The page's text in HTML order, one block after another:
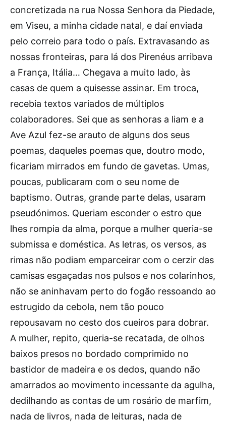
concretizada na rua Nossa Senhora da Piedade,
em Viseu, a minha cidade natal, e daí enviada
pelo correio para todo o país. Extravasando as
nossas fronteiras, para lá dos Pirenéus arribava
a França, Itália… Chegava a muito lado, às
casas de quem a quisesse assinar. Em troca,
recebia textos variados de múltiplos
colaboradores. Sei que as senhoras a liam e a
Ave Azul fez-se arauto de alguns dos seus
poemas, daqueles poemas que, doutro modo,
ficariam mirrados em fundo de gavetas. Umas,
poucas, publicaram com o seu nome de
baptismo. Outras, grande parte delas, usaram
pseudónimos. Queriam esconder o estro que
lhes rompia da alma, porque a mulher queria-se
submissa e doméstica. As letras, os versos, as
rimas não podiam emparceirar com o cerzir das
camisas esgaçadas nos pulsos e nos colarinhos,
não se aninhavam perto do fogão ressoando ao
estrugido da cebola, nem tão pouco
repousavam no cesto dos cueiros para dobrar.
A mulher, repito, queria-se recatada, de olhos
baixos presos no bordado comprimido no
bastidor de madeira e os dedos, quando não
amarrados ao movimento incessante da agulha,
dedilhando as contas de um rosário de marfim,
nada de livros, nada de leituras, nada de